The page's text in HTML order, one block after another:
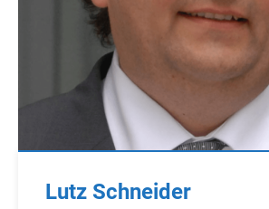
Lutz Schneider